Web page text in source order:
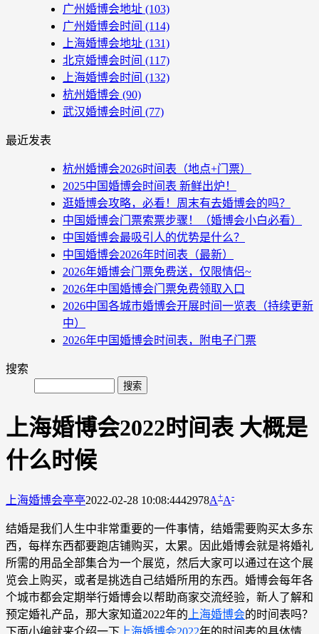
广州婚博会地址 (103)
广州婚博会时间 (114)
上海婚博会地址 (131)
北京婚博会时间 (117)
上海婚博会时间 (132)
杭州婚博会 (90)
武汉婚博会时间 (77)
最近发表
杭州婚博会2026时间表（地点+门票）
2025中国婚博会时间表 新鲜出炉！
逛婚博会攻略，必看！周末有去婚博会的吗？
中国婚博会门票索票步骤！（婚博会小白必看）
中国婚博会最吸引人的优势是什么？
中国婚博会2026年时间表（最新）
2026年婚博会门票免费送，仅限情侣~
2026年中国婚博会门票免费领取入口
2026中国各城市婚博会开展时间一览表（持续更新
中）
2026年中国婚博会时间表，附电子门票
搜索
上海婚博会2022时间表 大概是
什么时候
上海婚博会亭亭2022-02-28 10:08:4442978A+A-
结婚是我们人生中非常重要的一件事情，结婚需要购买太多东
西，每样东西都要跑店铺购买，太累。因此婚博会就是将婚礼
所需的用品全部集合为一个展览，然后大家可以通过在这个展
览会上购买，或者是挑选自己结婚所用的东西。婚博会每年各
个城市都会定期举行婚博会以帮助商家交流经验，新人了解和
预定婚礼产品，那大家知道2022年的 上海婚博会的时间表吗？
下面小编就来介绍一下 上海婚博会2022年的时间表的具体情